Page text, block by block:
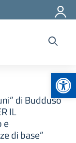
di Buddusò
IL
e
di base”